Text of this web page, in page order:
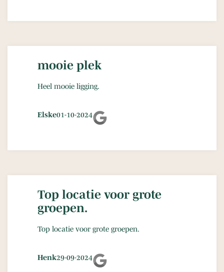
mooie plek
Heel mooie ligging.
Elske01-10-2024
Top locatie voor grote
groepen.
Top locatie voor grote groepen.
Henk29-09-2024